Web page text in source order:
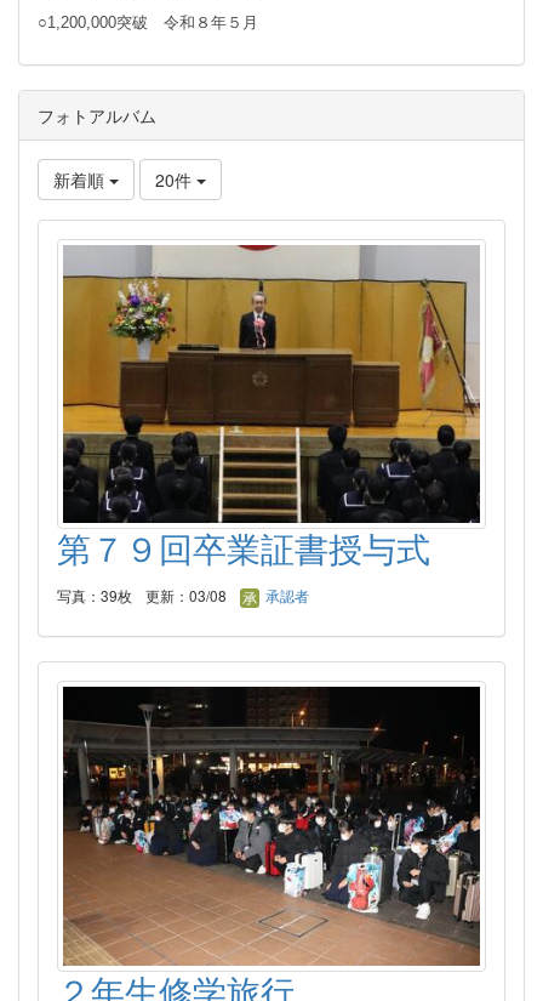
○1,200,000突破 令和８年５月
フォトアルバム
新着順 20件
第７９回卒業証書授与式
写真：39枚 更新：03/08 承認者
２年生修学旅行